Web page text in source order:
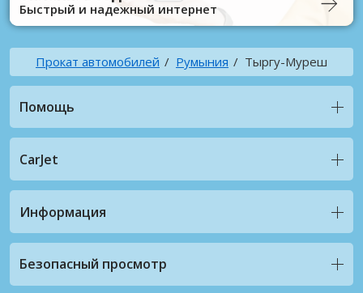
Быстрый и надежный интернет
Прокат автомобилей Румыния Тыргу-Муреш
Помощь
CarJet
Информация
Безопасный просмотр